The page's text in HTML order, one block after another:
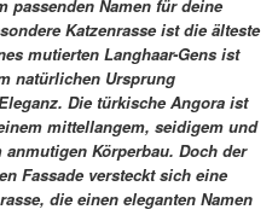
passenden Namen für deine
Katzenrasse ist die älteste
mutierten Langhaar-Gens ist
natürlichen Ursprung
Die türkische Angora ist
mittellangem, seidigem und
Körperbau. Doch der
Fassade versteckt sich eine
die einen eleganten Namen